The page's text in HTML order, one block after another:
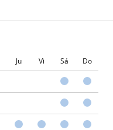
Ju Vi Sá Do